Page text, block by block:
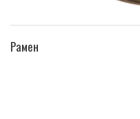
Рамен